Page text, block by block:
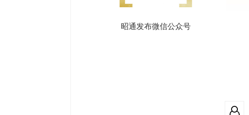
昭通发布微信公众号